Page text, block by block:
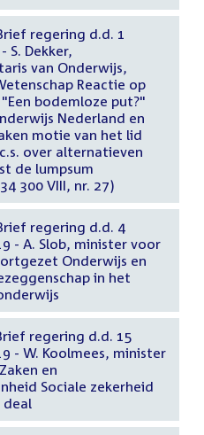
regering d.d. 1
S. Dekker,
van Onderwijs,
Reactie op
bodemloze put?"
Nederland en
motie van het lid
over alternatieven
de lumpsum
300 VIII, nr. 27)
regering d.d. 4
- A. Slob, minister voor
Onderwijs en
in het
regering d.d. 15
- W. Koolmees, minister
en
Sociale zekerheid
deal